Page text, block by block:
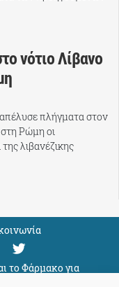
νότιο Λίβανο
πλήγματα στον
Ρώμη οι
λιβανέζικης
το Φάρμακο για